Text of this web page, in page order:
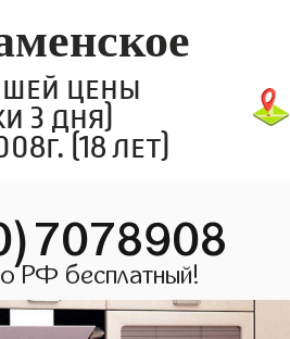
цены
3 дня)
(18 лет)
РФ бесплатный!